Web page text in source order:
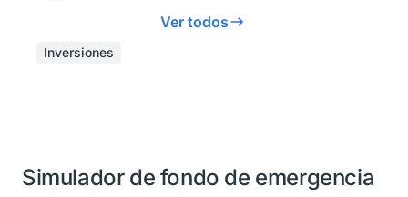
Ver todos
Inversiones
Simulador de fondo de emergencia